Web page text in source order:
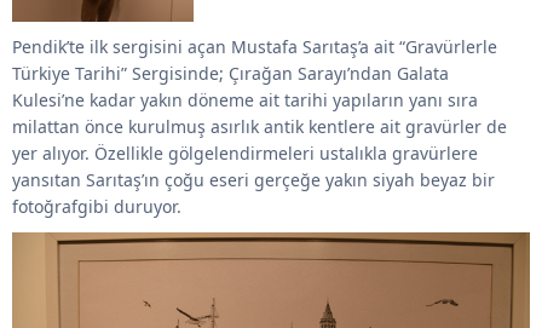
Pendik’te ilk sergisini açan Mustafa Sarıtaş’a ait “Gravürlerle
Türkiye Tarihi” Sergisinde; Çırağan Sarayı’ndan Galata
Kulesi’ne kadar yakın döneme ait tarihi yapıların yanı sıra
milattan önce kurulmuş asırlık antik kentlere ait gravürler de
yer alıyor. Özellikle gölgelendirmeleri ustalıkla gravürlere
yansıtan Sarıtaş’ın çoğu eseri gerçeğe yakın siyah beyaz bir
fotoğrafgibi duruyor.